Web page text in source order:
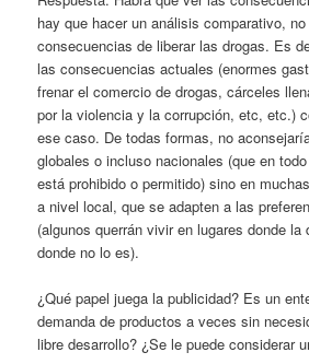
hay que hacer un análisis comparativo,
consecuencias de liberar las drogas. Es
las consecuencias actuales (enormes
frenar el comercio de drogas, cárceles
por la violencia y la corrupción, etc, etc.)
ese caso. De todas formas, no
globales o incluso nacionales (que en
está prohibido o permitido) sino en
a nivel local, que se adapten a las
(algunos querrán vivir en lugares donde la
donde no lo es).
¿Qué papel juega la publicidad? Es un
demanda de productos a veces sin
libre desarrollo? ¿Se le puede considerar